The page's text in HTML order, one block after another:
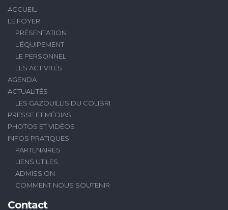
ACCUEIL
LE FOYER
PRÉSENTATION
L’ÉQUIPEMENT
LE PERSONNEL
LES ACTIVITÉS
AGENDA
ACTUALITÉS
LES GAZOUILLIS DU COLIBRI
PRESSE ET MÉDIAS
PHOTOS ET VIDÉOS
INFOS PRATIQUES
PARTENAIRES
LIENS UTILES
ADMISSION
COMMENT NOUS SOUTENIR
Contact